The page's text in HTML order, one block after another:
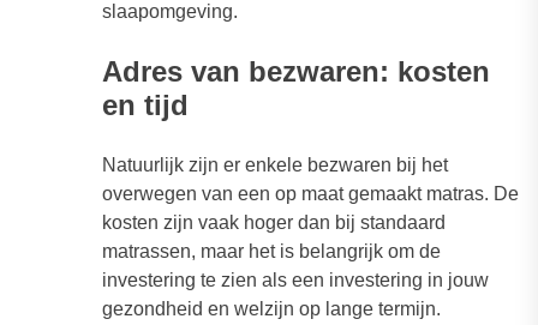
slaapomgeving.
Adres van bezwaren: kosten
en tijd
Natuurlijk zijn er enkele bezwaren bij het
overwegen van een op maat gemaakt matras. De
kosten zijn vaak hoger dan bij standaard
matrassen, maar het is belangrijk om de
investering te zien als een investering in jouw
gezondheid en welzijn op lange termijn.